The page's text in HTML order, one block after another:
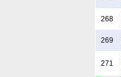
268
269
271